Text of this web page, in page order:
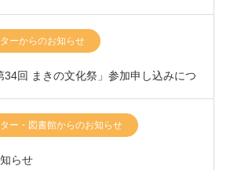
ーからのお知らせ
34回 まきの文化祭」参加申し込みにつ
ー・図書館からのお知らせ
らせ